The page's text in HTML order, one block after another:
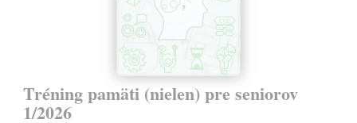
Tréning pamäti (nielen) pre seniorov
1/2026